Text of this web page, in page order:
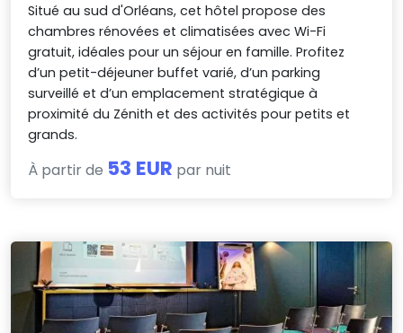
Situé au sud d'Orléans, cet hôtel propose des
chambres rénovées et climatisées avec Wi-Fi
gratuit, idéales pour un séjour en famille. Profitez
d’un petit-déjeuner buffet varié, d’un parking
surveillé et d’un emplacement stratégique à
proximité du Zénith et des activités pour petits et
grands.
À partir de 53 EUR par nuit